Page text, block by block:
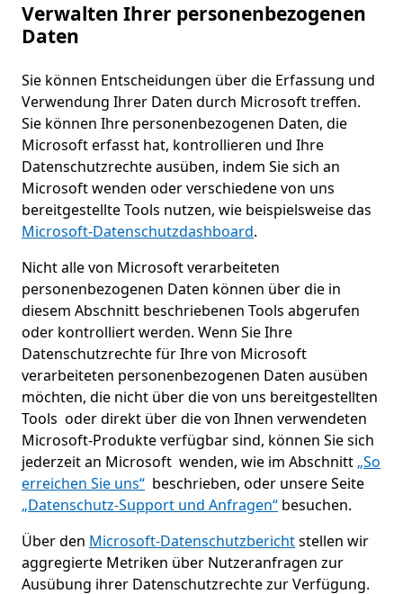
Verwalten Ihrer personenbezogenen
Daten
Sie können Entscheidungen über die Erfassung und
Verwendung Ihrer Daten durch Microsoft treffen.
Sie können Ihre personenbezogenen Daten, die
Microsoft erfasst hat, kontrollieren und Ihre
Datenschutzrechte ausüben, indem Sie sich an
Microsoft wenden oder verschiedene von uns
bereitgestellte Tools nutzen, wie beispielsweise das
Microsoft-Datenschutzdashboard.
Nicht alle von Microsoft verarbeiteten
personenbezogenen Daten können über die in
diesem Abschnitt beschriebenen Tools abgerufen
oder kontrolliert werden. Wenn Sie Ihre
Datenschutzrechte für Ihre von Microsoft
verarbeiteten personenbezogenen Daten ausüben
möchten, die nicht über die von uns bereitgestellten
Tools oder direkt über die von Ihnen verwendeten
Microsoft-Produkte verfügbar sind, können Sie sich
jederzeit an Microsoft wenden, wie im Abschnitt „So
erreichen Sie uns“ beschrieben, oder unsere Seite
„Datenschutz-Support und Anfragen“ besuchen.
Über den Microsoft-Datenschutzberichtstellen wir
aggregierte Metriken über Nutzeranfragen zur
Ausübung ihrer Datenschutzrechte zur Verfügung.